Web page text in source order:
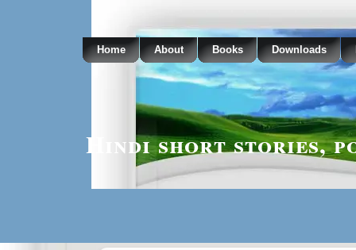
Home About Books Downloads
Hindi short stories,